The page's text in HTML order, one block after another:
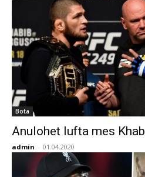
Bota
Anulohet lufta mes
admin - 01.04.2020